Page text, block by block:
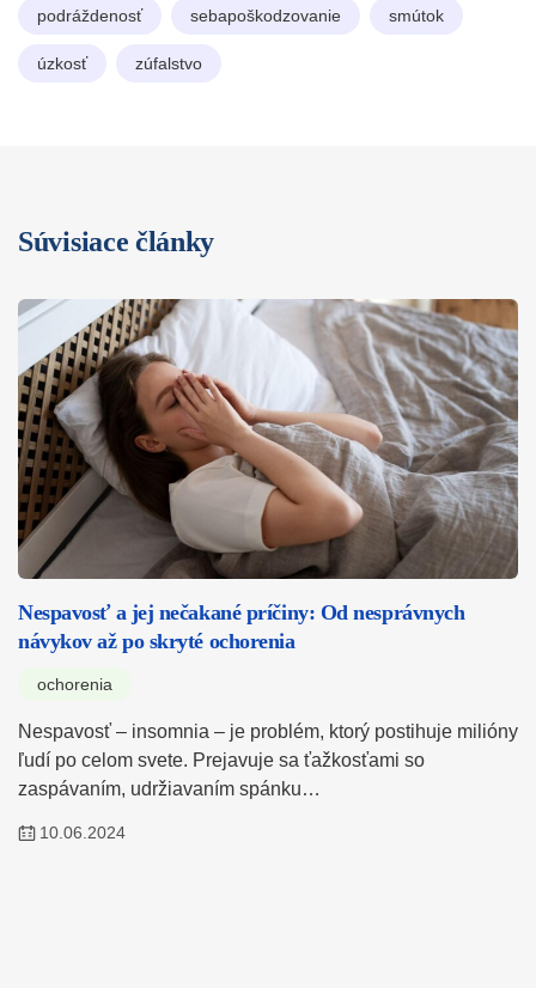
podráždenosť sebapoškodzovanie smútok
úzkosť zúfalstvo
Súvisiace články
Nespavosť a jej nečakané príčiny: Od nesprávnych
návykov až po skryté ochorenia
ochorenia
Nespavosť – insomnia – je problém, ktorý postihuje milióny
ľudí po celom svete. Prejavuje sa ťažkosťami so
zaspávaním, udržiavaním spánku…
10.06.2024